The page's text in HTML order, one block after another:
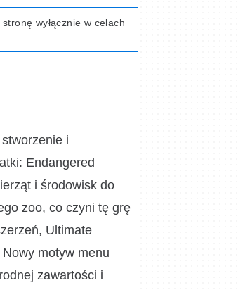
wyłącznie w celach
i
Endangered
i środowisk do
zoo, co czyni tę grę
Ultimate
motyw menu
zawartości i